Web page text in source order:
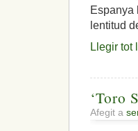
Espanya
lentitud
Llegir tot
‘Toro
Afegit a